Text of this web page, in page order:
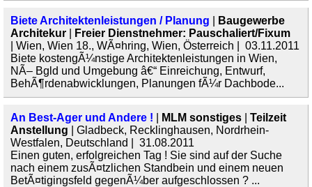
Biete Architektenleistungen / Planung
Baugewerbe
Architekur
Freier Dienstnehmer: Pauschaliert/Fixum
| Wien, Wien 18., WÃ¤hring, Wien, Österreich | 03.11.2011
Biete kostengÃ¼nstige Architektenleistungen in Wien,
NÃ– Bgld und Umgebung â€“ Einreichung, Entwurf,
BehÃ¶rdenabwicklungen, Planungen fÃ¼r Dachbode...
An Best-Ager und Andere ! MLM sonstiges
Teilzeit
Anstellung | Gladbeck, Recklinghausen, Nordrhein-
Westfalen, Deutschland | 31.08.2011
Einen guten, erfolgreichen Tag ! Sie sind auf der Suche
nach einem zusÃ¤tzlichen Standbein und einem neuen
BetÃ¤tigingsfeld gegenÃ¼ber aufgeschlossen ? ...